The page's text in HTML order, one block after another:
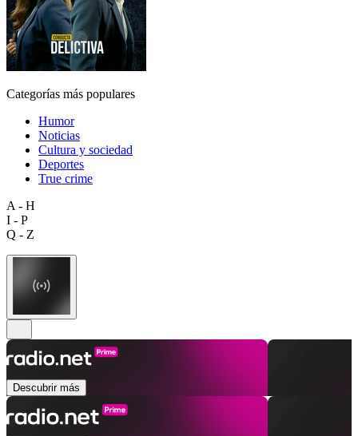
Categorías más populares
Humor
Noticias
Cultura y sociedad
Deportes
True crime
A - H
I - P
Q - Z
Descubrir más